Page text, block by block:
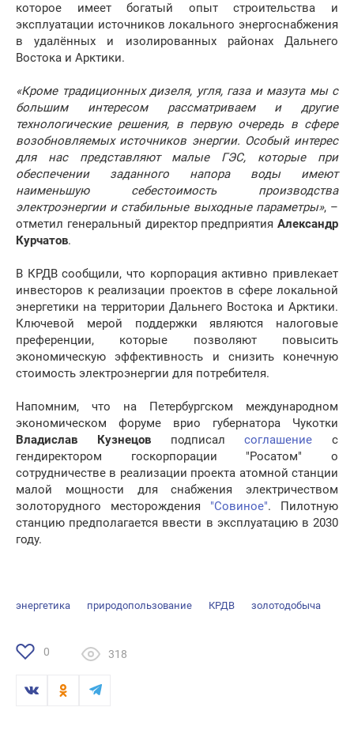
которое имеет богатый опыт строительства и
эксплуатации источников локального энергоснабжения
в удалённых и изолированных районах Дальнего
Востока и Арктики.
«Кроме традиционных дизеля, угля, газа и мазута мы с
большим интересом рассматриваем и другие
технологические решения, в первую очередь в сфере
возобновляемых источников энергии. Особый интерес
для нас представляют малые ГЭС, которые при
обеспечении заданного напора воды имеют
наименьшую себестоимость производства
электроэнергии и стабильные выходные параметры», –
отметил генеральный директор предприятия Александр
Курчатов.
В КРДВ сообщили, что корпорация активно привлекает
инвесторов к реализации проектов в сфере локальной
энергетики на территории Дальнего Востока и Арктики.
Ключевой мерой поддержки являются налоговые
преференции, которые позволяют повысить
экономическую эффективность и снизить конечную
стоимость электроэнергии для потребителя.
Напомним, что на Петербургском международном
экономическом форуме врио губернатора Чукотки
Владислав Кузнецовподписалсоглашение с
гендиректором госкорпорации "Росатом" о
сотрудничестве в реализации проекта атомной станции
малой мощности для снабжения электричеством
золоторудного месторождения "Совиное". Пилотную
станцию предполагается ввести в эксплуатацию в 2030
году.
энергетика природопользование КРДВ золотодобыча
0 318